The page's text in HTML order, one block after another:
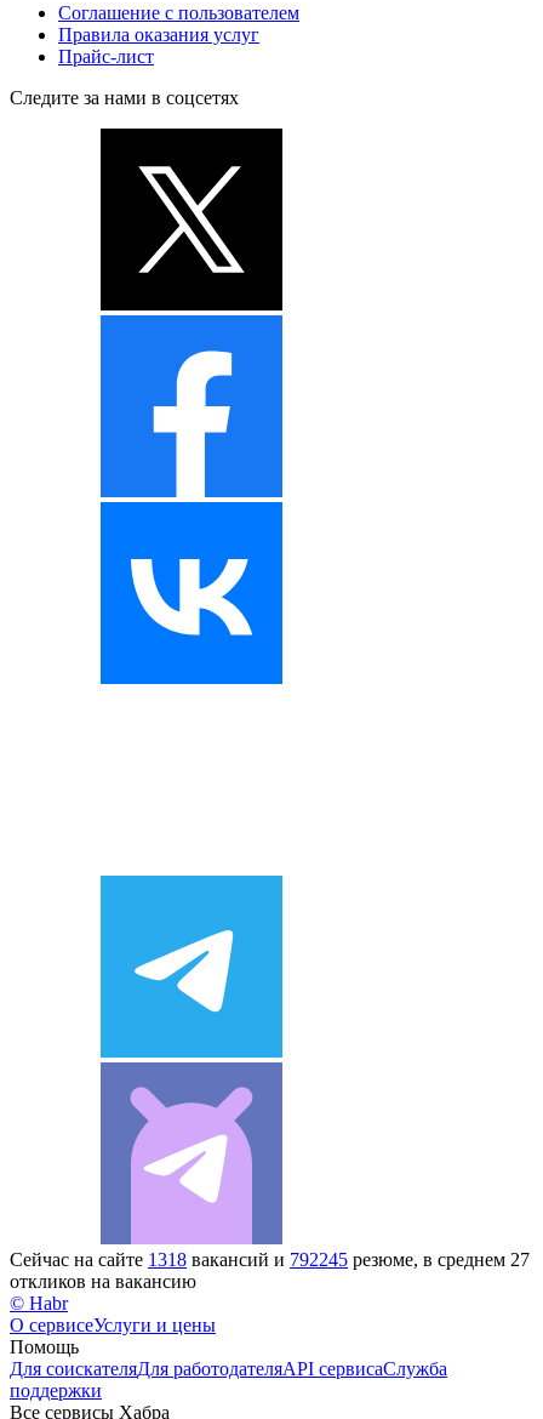
Соглашение с пользователем
Правила оказания услуг
Прайс-лист
Следите за нами в соцсетях
Сейчас на сайте 1318 вакансий и 792245 резюме, в среднем 27
откликов на вакансию
© Habr
О сервисеУслуги и цены
Помощь
Для соискателяДля работодателяAPI сервисаСлужба
поддержки
Все сервисы Хабра